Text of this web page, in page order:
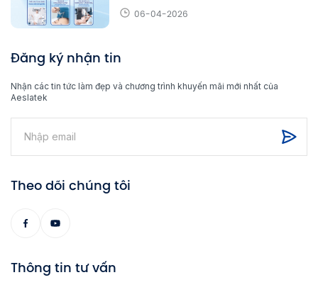
06-04-2026
Đăng ký nhận tin
Nhận các tin tức làm đẹp và chương trình khuyến mãi mới nhất của
Aeslatek
Theo dõi chúng tôi
Thông tin tư vấn